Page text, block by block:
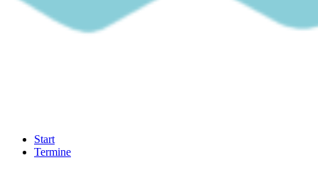
Start
Termine